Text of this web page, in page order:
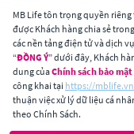
Câu hỏi
Giải
Liên HệVới
MB Life tôn trọng quyền riêng
được Khách hàng chia sẻ
các nền tảng điện tử và dịch
“ĐỒNG Ý” dưới đây, Khách
dung củaChính sách bảo
công khai tại https://
thuận việc xử lý dữ liệu cá
theo Chính Sách.